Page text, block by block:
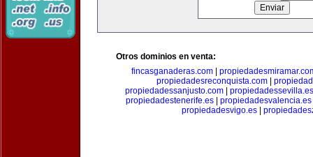
Otros dominios en venta:
fincasganaderas.com
propiedadesreconquista.com
propiedadessanjusto.com| propiedadessevilla.es
propiedadestenerife.es| propiedadesvalencia.es
propiedadesvigo.es|